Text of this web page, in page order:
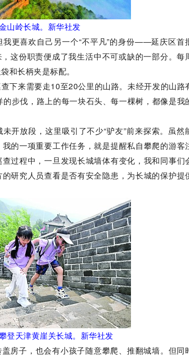
山岭长城。新华社发
更喜欢自己另一个“不平凡”的身份——延庆区首
这份职责便成了我生活中不可或缺的一部分。每
和长柄夹是标配。
来需要走10至20公里的山路。未经开发的山路
步伐，路上的每一块石头、每一棵树，都像是我
放段，这里吸引了不少“驴友”前来探索。虽然
的一项重要工作任务，就是提醒私自攀爬的游客
过程中，一旦发现长城墙体有变化，我和同事们
研究人员查看是否有安全隐患，为长城的保护提
登天津黄崖关长城。新华社发
子，也会有小孩子随意攀爬、推翻城墙。但同